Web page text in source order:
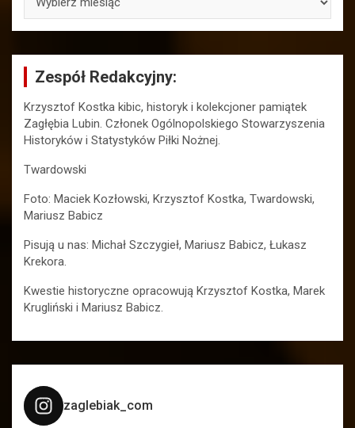
Zespół Redakcyjny:
Krzysztof Kostka kibic, historyk i kolekcjoner pamiątek
Zagłębia Lubin. Członek Ogólnopolskiego Stowarzyszenia
Historyków i Statystyków Piłki Nożnej.
Twardowski
Foto: Maciek Kozłowski, Krzysztof Kostka, Twardowski,
Mariusz Babicz
Pisują u nas: Michał Szczygieł, Mariusz Babicz, Łukasz
Krekora.
Kwestie historyczne opracowują Krzysztof Kostka, Marek
Krugliński i Mariusz Babicz.
zaglebiak_com